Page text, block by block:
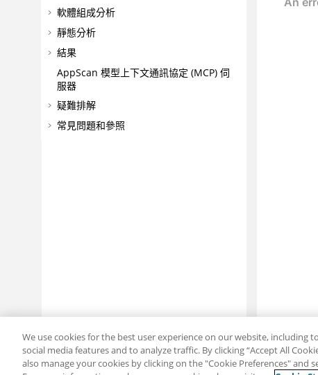
軟體組成分析
靜態分析
結果
AppScan 模型上下文通訊協定 (MCP) 伺
服器
疑難排解
常見問題和參照
We use cookies for the best user experience on our website, including
social media features and to analyze traffic. By clicking “Accept All
also manage your cookies by clicking on the "Cookie Preferences" and